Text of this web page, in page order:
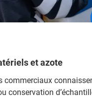
et azote
commerciaux
conservation